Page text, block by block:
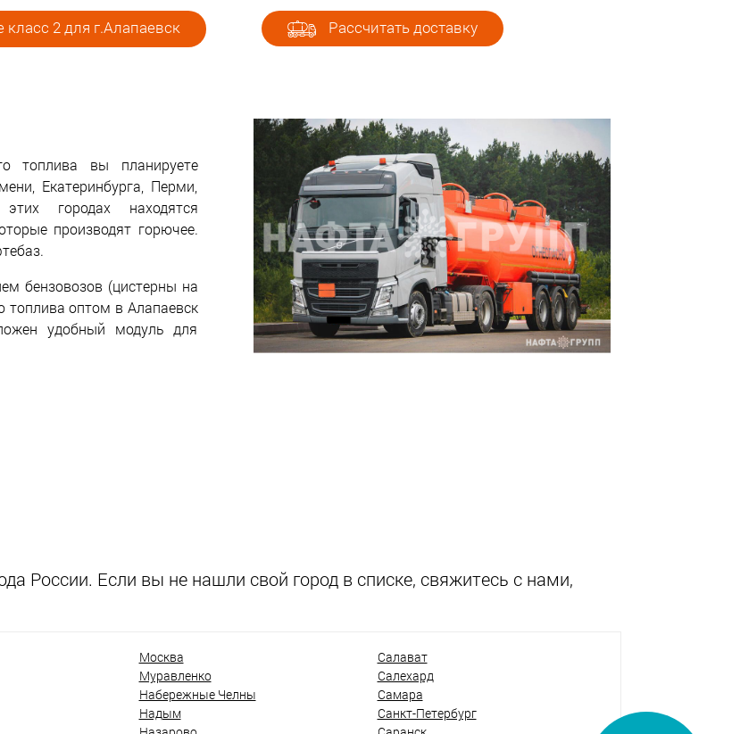
2 для г.Алапаевск Рассчитать доставку
топлива вы планируете
Екатеринбурга, Перми,
городах находятся
производят горючее.
бензовозов (цистерны на
топлива оптом в Алапаевск
удобный модуль для
России. Если вы не нашли свой город в списке, свяжитесь с нами,
Москва
Муравленко
Набережные Челны
Надым
Салават
Салехард
Самара
Санкт-Петербург